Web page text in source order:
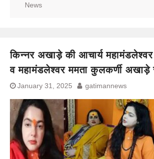
News
किन्नर अखाड़े की आचार्य महामंडलेश्वर
व महामंडलेश्वर ममता कुलकर्णी अखाड़े
January 31, 2025 gatimannews